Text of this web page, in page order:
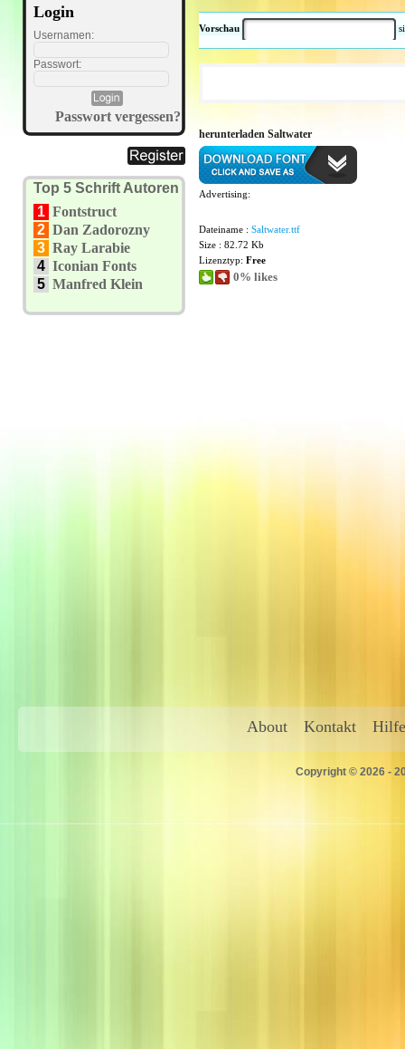
Login
Usernamen:
Passwort:
Passwort vergessen?
Top 5 Schrift Autoren
1 Fontstruct
2 Dan Zadorozny
3 Ray Larabie
4 Iconian Fonts
5 Manfred Klein
Vorschau
herunterladen Saltwater
Advertising:
Dateiname : Saltwater.ttf
Size : 82.72 Kb
Lizenztyp: Free
0% likes
About Kontakt Hilfe
Copyright © 2026 -